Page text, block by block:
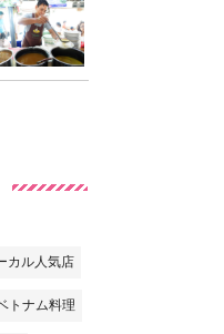
カル人気店
トナム料理